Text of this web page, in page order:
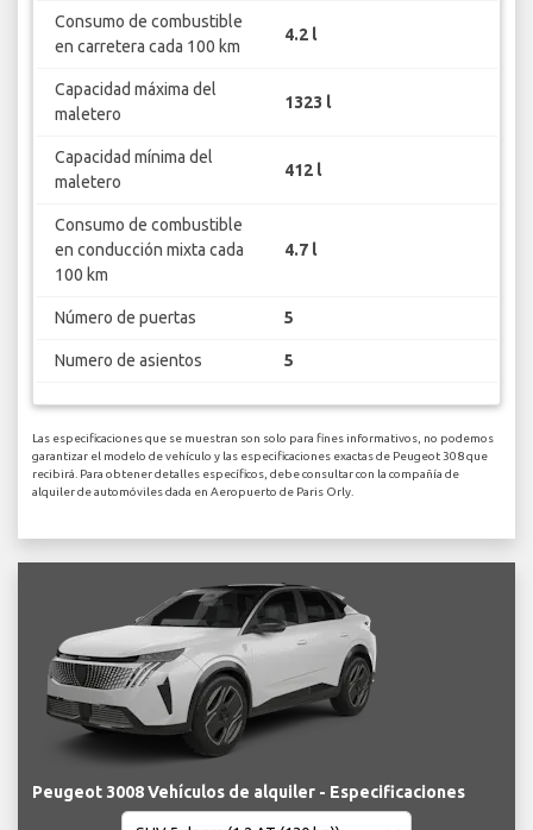
Consumo de combustible
en carretera cada 100 km
4.2 l
Capacidad máxima del
maletero
1323 l
Capacidad mínima del
maletero
412 l
Consumo de combustible
en conducción mixta cada
100 km
4.7 l
Número de puertas 5
Numero de asientos 5
Las especificaciones que se muestran son solo para fines informativos, no podemos
garantizar el modelo de vehículo y las especificaciones exactas de Peugeot 308 que
recibirá. Para obtener detalles específicos, debe consultar con la compañía de
alquiler de automóviles dada en Aeropuerto de Paris Orly.
Peugeot 3008 Vehículos de alquiler - Especificaciones